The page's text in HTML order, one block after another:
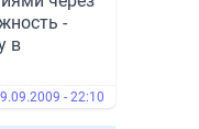
-
в
- 22:10